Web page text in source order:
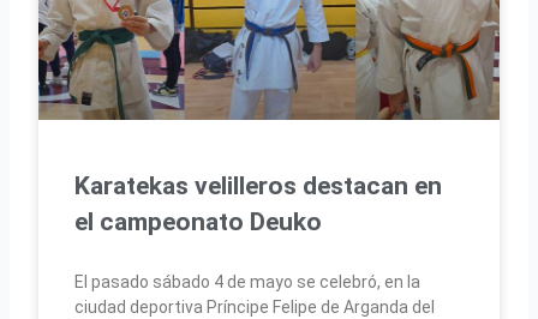
Karatekas velilleros destacan en
el campeonato Deuko
El pasado sábado 4 de mayo se celebró, en la
ciudad deportiva Príncipe Felipe de Arganda del